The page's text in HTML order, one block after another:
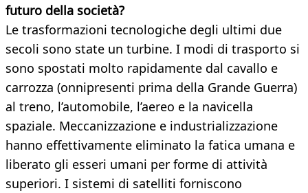
futuro della società?
Le trasformazioni tecnologiche degli ultimi due
secoli sono state un turbine. I modi di trasporto si
sono spostati molto rapidamente dal cavallo e
carrozza (onnipresenti prima della Grande Guerra)
al treno, l’automobile, l’aereo e la navicella
spaziale. Meccanizzazione e industrializzazione
hanno effettivamente eliminato la fatica umana e
liberato gli esseri umani per forme di attività
superiori. I sistemi di satelliti forniscono